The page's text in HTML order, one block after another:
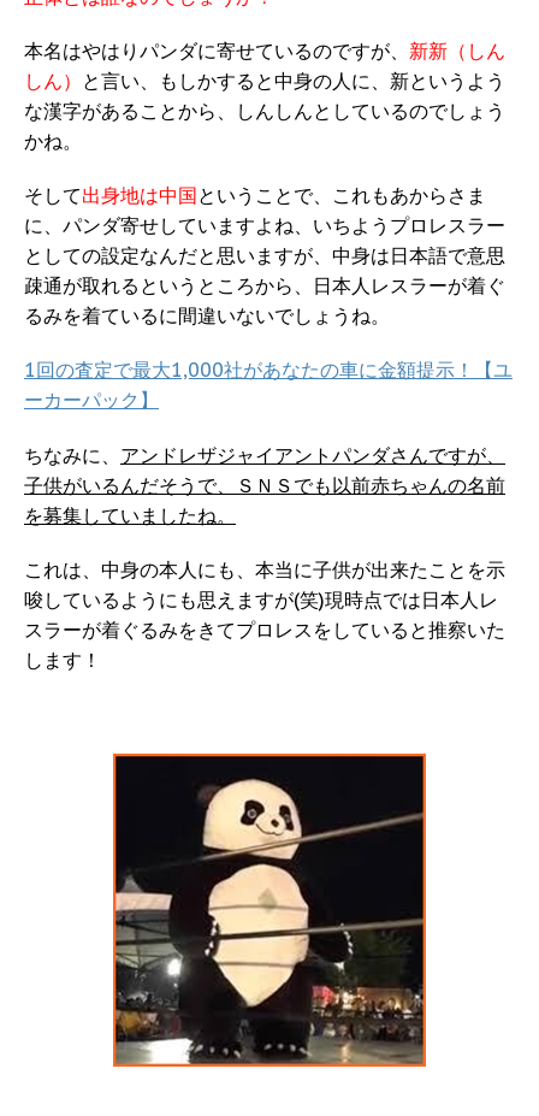
本名はやはりパンダに寄せているのですが、 新新（しん
しん） と言い、もしかすると中身の人に、新というよう
な漢字があることから、しんしんとしているのでしょう
かね。
そして出身地は中国ということで、これもあからさま
に、パンダ寄せしていますよね、いちようプロレスラー
としての設定なんだと思いますが、中身は日本語で意思
疎通が取れるというところから、日本人レスラーが着ぐ
るみを着ているに間違いないでしょうね。
1回の査定で最大1,000社があなたの車に金額提示！【ユ
ーカーパック】
ちなみに、 アンドレザジャイアントパンダさんですが、
子供がいるんだそうで、ＳＮＳでも以前赤ちゃんの名前
を募集していましたね。
これは、中身の本人にも、本当に子供が出来たことを示
唆しているようにも思えますが(笑)現時点では日本人レ
スラーが着ぐるみをきてプロレスをしていると推察いた
します！